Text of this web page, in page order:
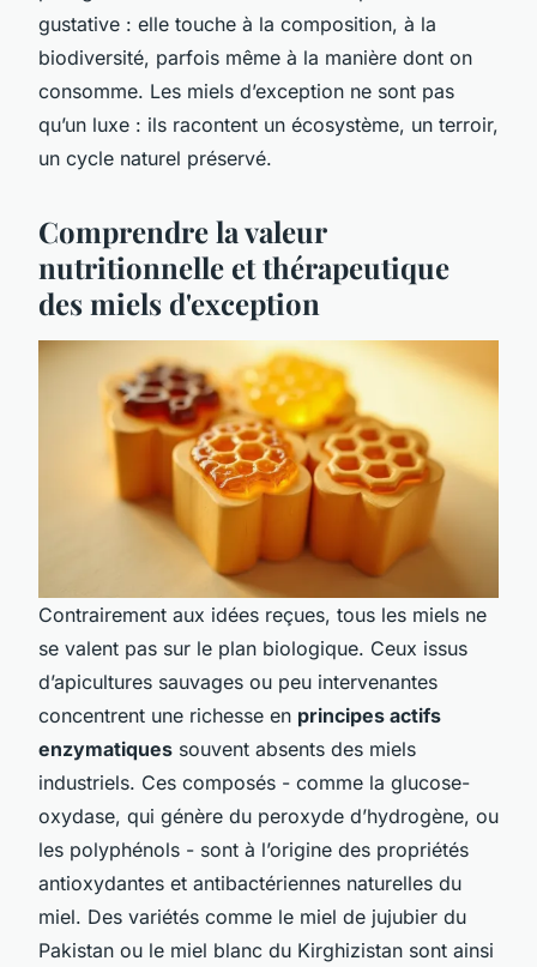
gustative : elle touche à la composition, à la
biodiversité, parfois même à la manière dont on
consomme. Les miels d’exception ne sont pas
qu’un luxe : ils racontent un écosystème, un terroir,
un cycle naturel préservé.
Comprendre la valeur
nutritionnelle et thérapeutique
des miels d'exception
Contrairement aux idées reçues, tous les miels ne
se valent pas sur le plan biologique. Ceux issus
d’apicultures sauvages ou peu intervenantes
concentrent une richesse en principes actifs
enzymatiques souvent absents des miels
industriels. Ces composés - comme la glucose-
oxydase, qui génère du peroxyde d’hydrogène, ou
les polyphénols - sont à l’origine des propriétés
antioxydantes et antibactériennes naturelles du
miel. Des variétés comme le miel de jujubier du
Pakistan ou le miel blanc du Kirghizistan sont ainsi